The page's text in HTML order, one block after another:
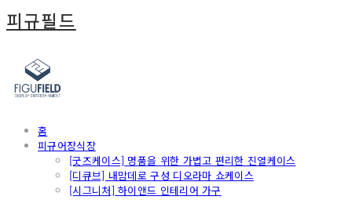
피규필드
홈
피규어장식장
[굿즈케이스] 명품을 위한 가볍고 편리한 진열케이스
[디큐브] 내맘데로 구성 디오라마 쇼케이스
[시그니처] 하이앤드 인테리어 가구